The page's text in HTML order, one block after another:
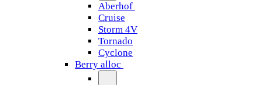
Aberhof
Cruise
Storm 4V
Tornado
Сyclone
Berry alloc